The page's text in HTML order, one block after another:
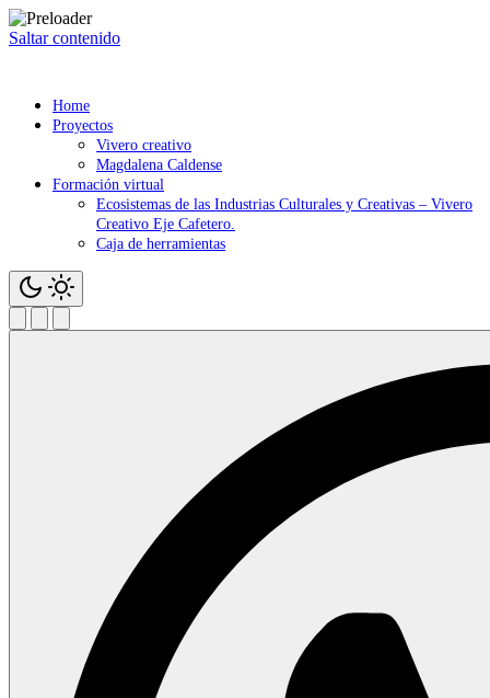
Saltar contenido
Home
Proyectos
Vivero creativo
Magdalena Caldense
Formación virtual
Ecosistemas de las Industrias Culturales y Creativas – Vivero
Creativo Eje Cafetero.
Caja de herramientas